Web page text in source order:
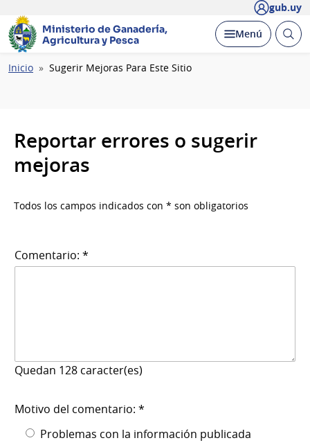
gub.uy
Ministerio de Ganadería,
Agricultura y Pesca
Desplegar
Menú Abrir
Ruta
Inicio Sugerir Mejoras Para Este Sitio
Reportar errores o sugerir
mejoras
Todos los campos indicados con * son obligatorios
Comentario: *
Quedan 128 caracter(es)
Motivo del comentario: *
Problemas con la información publicada